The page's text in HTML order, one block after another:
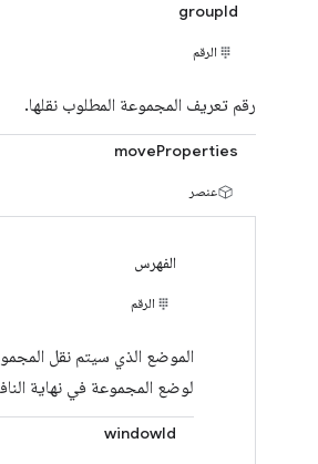
groupId
الرقم
رقم تعريف المجموعة المطلوب نقلها.
moveProperties
عنصر
الفهرس
الرقم
الموضع الذي سيتم نقل
لوضع المجموعة في نهاية
windowId